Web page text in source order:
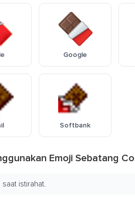
Google
Softbank
Emoji Sebatang
saat istirahat.